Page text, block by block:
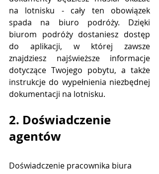
na lotnisku - cały ten obowiązek
spada na biuro podróży. Dzięki
biurom podróży dostaniesz dostęp
do aplikacji, w której zawsze
znajdziesz najświeższe informacje
dotyczące Twojego pobytu, a także
instrukcje do wypełnienia niezbędnej
dokumentacji na lotnisku.
2. Doświadczenie
agentów
Doświadczenie pracownika biura